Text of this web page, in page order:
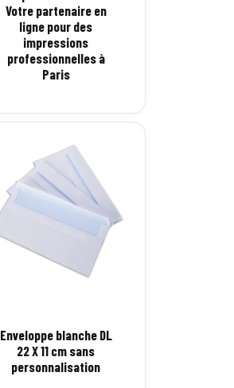
Votre partenaire en
ligne pour des
impressions
professionnelles à
Paris
Enveloppe blanche DL
22 X 11 cm sans
personnalisation